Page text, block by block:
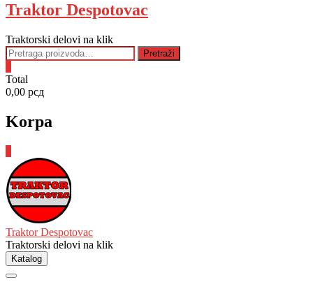
Traktor Despotovac
Traktorski delovi na klik
Pretraga
za:
Pretraži
Total
0,00 рсд
Korpa
Traktor Despotovac
Traktorski delovi na klik
Katalog